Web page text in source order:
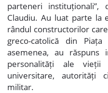
parteneri
Claudiu. Au luat parte la
rândul constructorilor
greco-catolică din Piața
asemenea, au
personalități ale vieții
universitare, autorități
militar.